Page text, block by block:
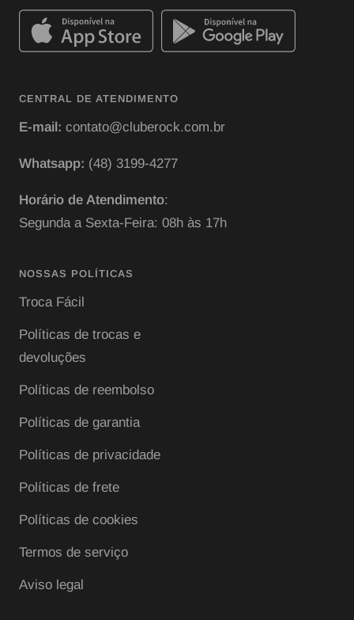
CENTRAL DE ATENDIMENTO
E-mail: contato@cluberock.com.br
Whatsapp: (48) 3199-4277
Horário de Atendimento:
Segunda a Sexta-Feira: 08h às 17h
NOSSAS POLÍTICAS
Troca Fácil
Políticas de trocas e
devoluções
Políticas de reembolso
Políticas de garantia
Políticas de privacidade
Políticas de frete
Políticas de cookies
Termos de serviço
Aviso legal